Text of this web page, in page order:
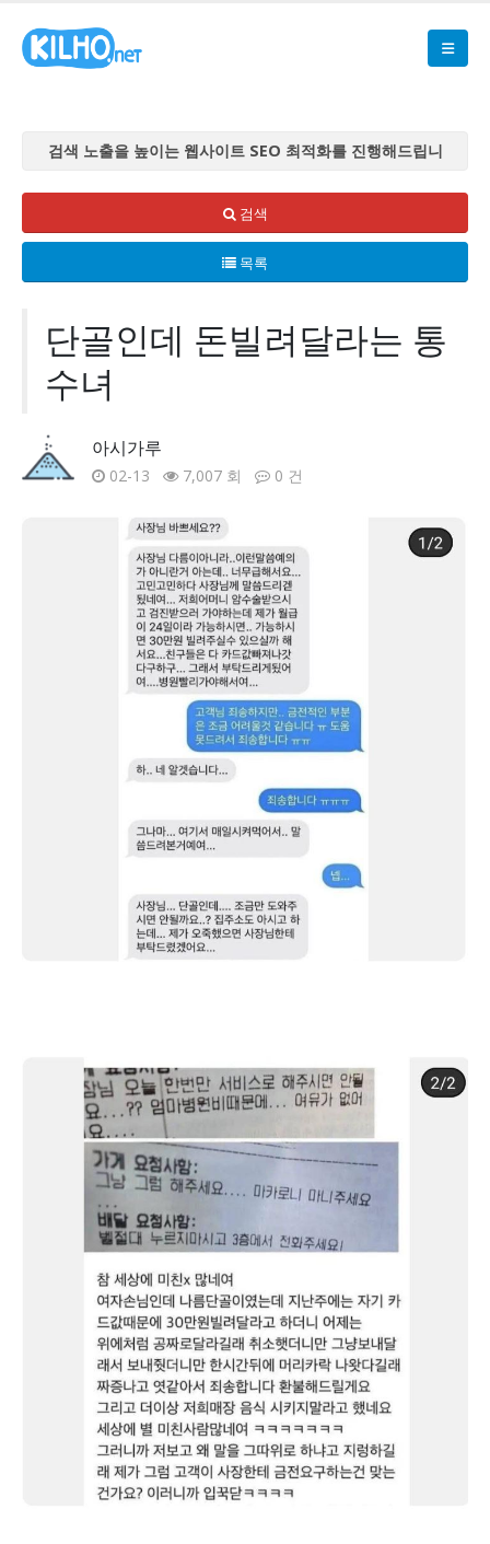
검색 노출을 높이는 웹사이트 SEO 최적화를 진행해드립니
검색 노출을 높이는 웹사이트 SEO 최적화를 진행해드립니
다
검색 노출을 높이는 웹사이트 SEO 최적화를 진행해드립니
검색 노출을 높이는 웹사이트 SEO 최적화를 진행해드립니
다
검색 노출을 높이는 웹사이트 SEO 최적화를 진행해드립니
검색
목록
단골인데 돈빌려달라는 통
수녀
아시가루
02-13 7,007 회 0 건